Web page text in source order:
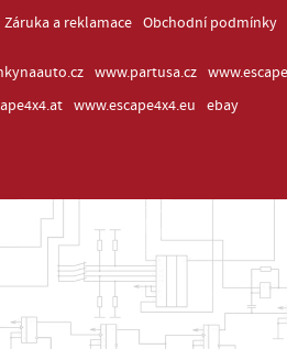
Záruka a reklamace Obchodní podmínky
www.partusa.cz
www.escape4x4.eu ebay